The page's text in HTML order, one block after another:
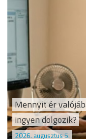
Mennyit ér
ingyen dolgozik?
2026. augusztus 5.